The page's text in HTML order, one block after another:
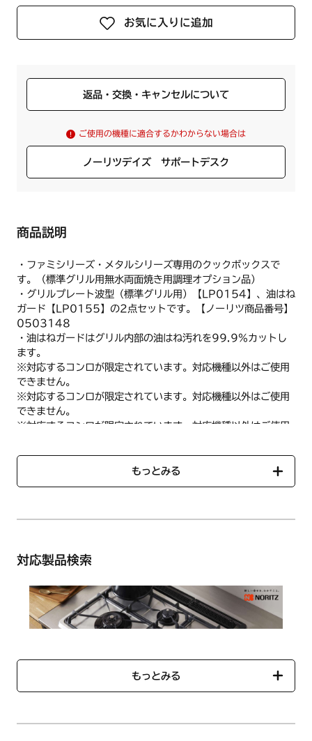
お気に入りに追加
返品・交換・キャンセルについて
ご使用の機種に適合するかわからない場合は
ノーリツデイズ サポートデスク
商品説明
・ファミシリーズ・メタルシリーズ専用のクックボックスで
す。（標準グリル用無水両面焼き用調理オプション品）
・グリルプレート波型（標準グリル用）【LP0154】、油はね
ガード【LP0155】の2点セットです。【ノーリツ商品番号】
0503148
・油はねガードはグリル内部の油はね汚れを99.9%カットし
ます。
※対応するコンロが限定されています。対応機種以外はご使用
できません。
※対応するコンロが限定されています。対応機種以外はご使用
できません。
※対応するコンロが限定されています。対応機種以外はご使用
ご使用のコンロの品番を「対応製品検索」に入力すると、対応
する部品一覧をご確認いただけます。
《油はねガード（標準グリル用）》1個
・本体：幅179mm×奥行293mm×高さ30mm
●重量：330g・ホルダー55g
●材質：セラミック塗装・ホルダー：クロムメッキ
※油はねガード用ホルダー1個付
●商品コード：SRJ7492
●サイズ（外形寸法）
●重量：450g
もっとみる
対応製品検索
もっとみる